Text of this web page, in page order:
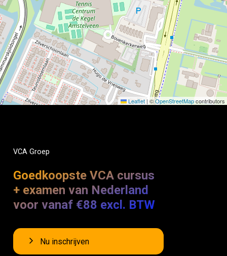
Leaflet | ©OpenStreetMapcontributors
VCA Groep
Goedkoopste VCA cursus
+ examen van Nederland
voor vanaf €88 excl. BTW
Nu inschrijven